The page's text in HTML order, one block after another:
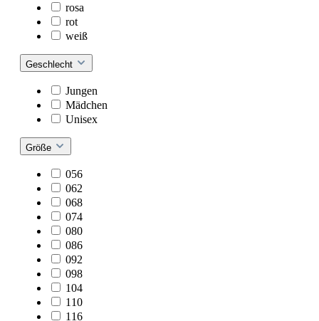
rosa
rot
weiß
Geschlecht
Jungen
Mädchen
Unisex
Größe
056
062
068
074
080
086
092
098
104
110
116